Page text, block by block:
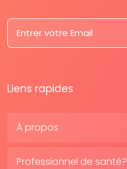
Liens rapides
À propos
Professionnel de santé?